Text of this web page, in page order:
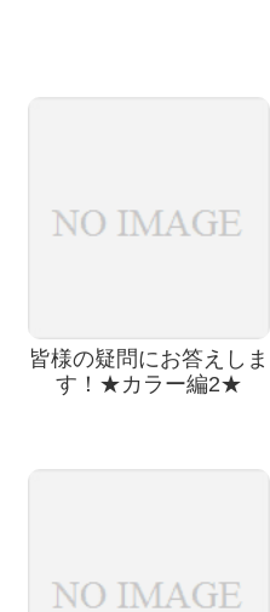
皆様の疑問にお答えしま
す！★カラー編2★